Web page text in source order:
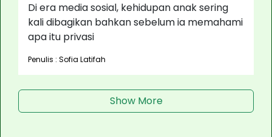
Di era media sosial, kehidupan anak sering
kali dibagikan bahkan sebelum ia memahami
apa itu privasi
Penulis : Sofia Latifah
Show More